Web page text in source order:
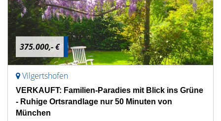
375.000,- €
Vilgertshofen
VERKAUFT: Familien-Paradies mit Blick ins Grüne
- Ruhige Ortsrandlage nur 50 Minuten von
München